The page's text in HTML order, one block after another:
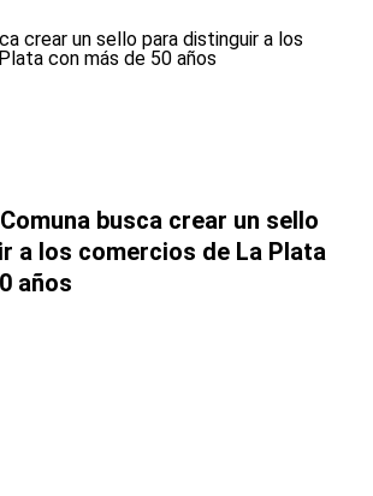
busca crear un sello
a los comercios de La Plata
años